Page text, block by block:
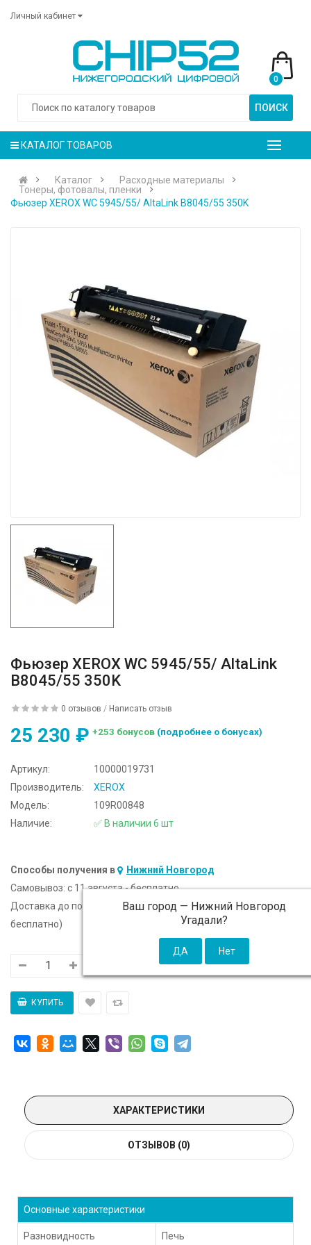
Личный кабинет
ПОИСК
0
КАТАЛОГ ТОВАРОВ
Каталог
Расходные материалы
Тонеры, фотовалы, пленки
Фьюзер XEROX WC 5945/55/ AltaLink B8045/55 350K
Фьюзер XEROX WC 5945/55/ AltaLink
B8045/55 350K
0 отзывов / Написать отзыв
25 230 ₽ +253 бонусов (подробнее о бонусах)
Артикул:
10000019731
Производитель:
XEROX
Модель:
109R00848
Наличие:
✅ В наличии 6 шт
Способы получения в Нижний Новгород
Ваш город — Нижний Новгород
Угадали?
Самовывоз: c 11 августа - бесплатно
Доставка до подъезда:
c 11 августа - 300 ₽ (от 5 000 ₽
бесплатно)
ХАРАКТЕРИСТИКИ
ОТЗЫВОВ (0)
Основные характеристики
Разновидность Печь